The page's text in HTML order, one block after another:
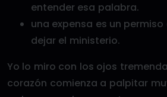
entender esa palabra.
una expensa es un permiso
dejar el ministerio.
Yo lo miro con los ojos
corazón comienza a palpitar